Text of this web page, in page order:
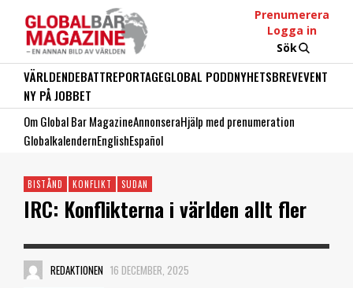
Prenumerera
Logga in
Sök
VÄRLDENDEBATTREPORTAGEGLOBAL PODDNYHETSBREVEVENT
NY PÅ JOBBET
Om Global Bar MagazineAnnonseraHjälp med prenumeration
GlobalkalendernEnglishEspañol
BISTÅND KONFLIKT SUDAN
IRC: Konflikterna i världen allt fler
REDAKTIONEN 16 DECEMBER, 2025